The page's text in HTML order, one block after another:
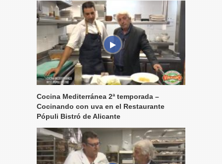
Cocina Mediterránea 2ª temporada –
Cocinando con uva en el Restaurante
Pópuli Bistró de Alicante